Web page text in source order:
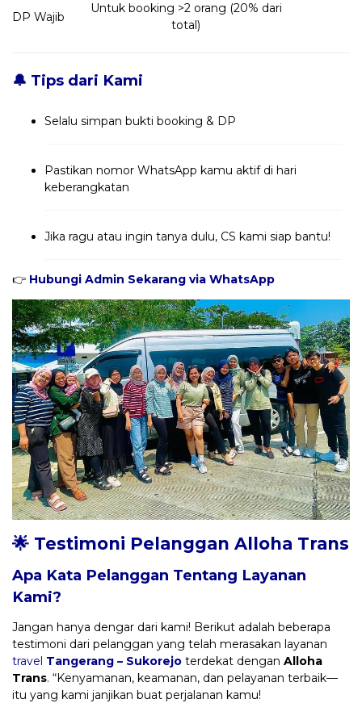
DP Wajib
Untuk booking >2 orang (20% dari
total)
🔔 Tips dari Kami
Selalu simpan bukti booking & DP
Pastikan nomor WhatsApp kamu aktif di hari
keberangkatan
Jika ragu atau ingin tanya dulu, CS kami siap bantu!
👉 Hubungi Admin Sekarang via WhatsApp
🌟 Testimoni Pelanggan Alloha Trans
Apa Kata Pelanggan Tentang Layanan
Kami?
Jangan hanya dengar dari kami! Berikut adalah beberapa
testimoni dari pelanggan yang telah merasakan layanan
travel Tangerang – Sukorejo terdekat dengan Alloha
Trans. “Kenyamanan, keamanan, dan pelayanan terbaik—
itu yang kami janjikan buat perjalanan kamu!